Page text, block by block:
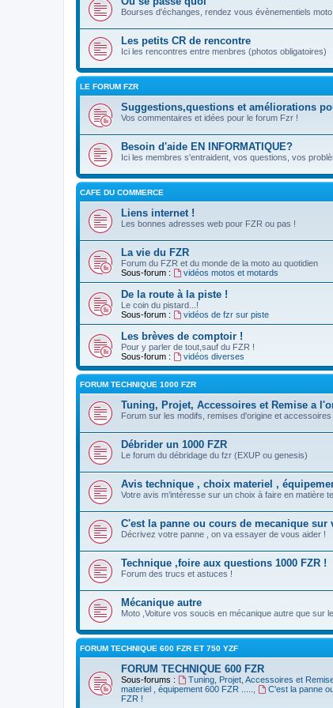
Bourses d'échanges, rendez vous évènementiels moto
Les petits CR de rencontre
Ici les rencontres entre menbres (photos obligatoires)
LE FORUM FZR
Suggestions,questions et améliorations
Vos commentaires et idées pour le forum Fzr !
Besoin d'aide EN INFORMATIQUE?
Ici les membres s'entraident, vos questions, vos
CAFE DU COMMERCE
Liens internet !
Les bonnes adresses web pour FZR ou pas !
La vie du FZR
Forum du FZR et du monde de la moto au quotidien
Sous-forum :
vidéos motos et motards
De la route à la piste !
Le coin du pistard...!
Sous-forum :
vidéos de fzr sur piste
Les brèves de comptoir !
Pour y parler de tout,sauf du FZR !
Sous-forum :
vidéos diverses
FORUM TECHNIQUE 1000 FZR
Tuning, Projet, Accessoires et Remise a
Forum sur les modifs, remises d'origine et
Débrider un 1000 FZR
Le forum du débridage du fzr (EXUP ou genesis)
Avis technique , choix materiel ,
Votre avis m’intéresse sur un choix à faire en matière
C'est la panne ou cours de mecanique sur
Décrivez votre panne , on va essayer de vous aider !
Technique ,foire aux questions 1000 FZR !
Forum des trucs et astuces !
Mécanique autre
Moto ,Voiture vos soucis en mécanique autre que sur
FORUM TECHNIQUE 600 FZR ET 750 YZF
FORUM TECHNIQUE 600 FZR
Sous-forums : Tuning, Projet, Accessoires et
materiel , équipement 600 FZR .....
C'est la panne
FZR !